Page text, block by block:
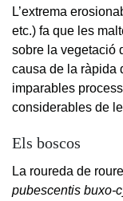
L’extrema
etc.) fa que les
sobre la vegetació
causa de la ràpida
imparables
considerables de
Els boscos
La roureda de
pubescentis buxo-